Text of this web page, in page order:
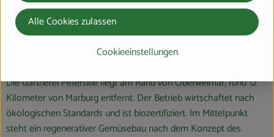
Hersteller: Gärtnerei PeterSilie
35096 Weimar aus der Region
Die Gärtnerei Petersilie liegt am Rand von Oberweimar, rund 12
Kilometer von Marburg entfernt. Der Betrieb wirtschaftet nach
ökologischen Standards und ist biozertifiziert. Im Mittelpunkt
steht ein regenerativer Gemüsebau nach dem Konzept des
Cookieeinstellungen
Alle Cookies zulassen